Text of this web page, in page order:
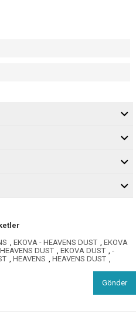
, EKOVA - HEAVENS DUST , EKOVA
DUST , EKOVA DUST , -
, HEAVENS , HEAVENS DUST ,
Gönder